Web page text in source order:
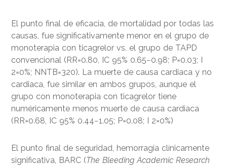
El punto final de eficacia, de mortalidad por todas las
causas, fue significativamente menor en el grupo de
monoterapia con ticagrelor vs. el grupo de TAPD
convencional (RR=0.80, IC 95% 0.65−0.98; P=0.03; I
2=0%; NNTB=320). La muerte de causa cardiaca y no
cardiaca, fue similar en ambos grupos, aunque el
grupo con monoterapia con ticagrelor tiene
numéricamente menos muerte de causa cardiaca
(RR=0.68, IC 95% 0.44−1.05; P=0.08; I 2=0%)
El punto final de seguridad, hemorragia clínicamente
significativa, BARC (The Bleeding Academic Research